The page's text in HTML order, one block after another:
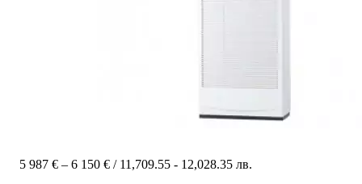
5 987 € – 6 150 €Price
/ 11,709.55 - 12,028.35 лв.